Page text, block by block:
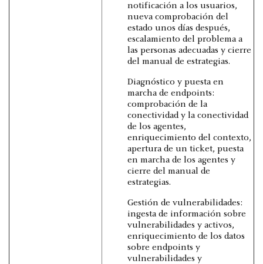
notificación a los usuarios,
nueva comprobación del
estado unos días después,
escalamiento del problema a
las personas adecuadas y cierre
del manual de estrategias.
Diagnóstico y puesta en
marcha de endpoints:
comprobación de la
conectividad y la conectividad
de los agentes,
enriquecimiento del contexto,
apertura de un ticket, puesta
en marcha de los agentes y
cierre del manual de
estrategias.
Gestión de vulnerabilidades:
ingesta de información sobre
vulnerabilidades y activos,
enriquecimiento de los datos
sobre endpoints y
vulnerabilidades y